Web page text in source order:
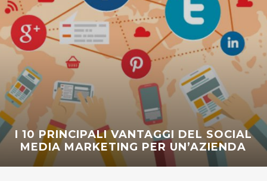
I 10 PRINCIPALI VANTAGGI DEL SOCIAL
MEDIA MARKETING PER UN’AZIENDA